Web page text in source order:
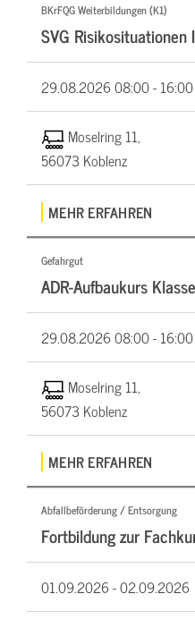
BKrFQG Weiterbildungen (K1)
SVG Risikosituationen
29.08.202608:00 - 16:00
Moselring 11,
56073 Koblenz
MEHR ERFAHREN
Gefahrgut
ADR-Aufbaukurs
29.08.202608:00 - 16:00
Moselring 11,
56073 Koblenz
MEHR ERFAHREN
Abfallbeförderung / Entsorgung
Fortbildung zur
01.09.2026 -02.09.2026